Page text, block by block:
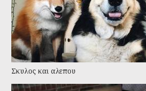
Σκυλος και αλεπου